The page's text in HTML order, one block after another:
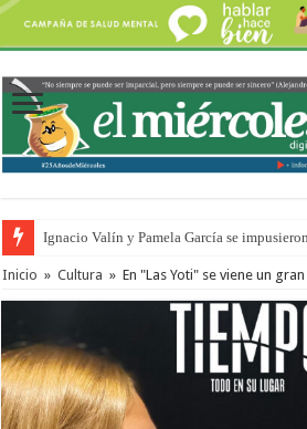
Ignacio Valín y Pamela García se
Inicio » Cultura » En "Las Yoti" se viene un